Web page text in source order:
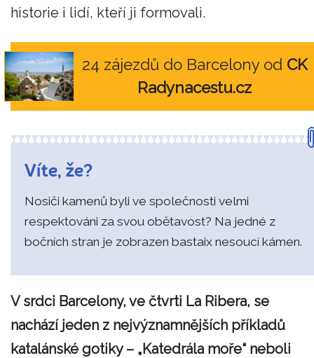
historie i lidí, kteří ji formovali.
24 zájezdů do Barcelony od CK
Radynacestu.cz
Víte, že?
Nosiči kamenů byli ve společnosti velmi
respektováni za svou obětavost? Na jedné z
bočních stran je zobrazen bastaix nesoucí kámen.
V srdci Barcelony, ve čtvrti La Ribera, se
nachází jeden z nejvýznamnějších příkladů
katalánské gotiky – „Katedrála moře“ neboli